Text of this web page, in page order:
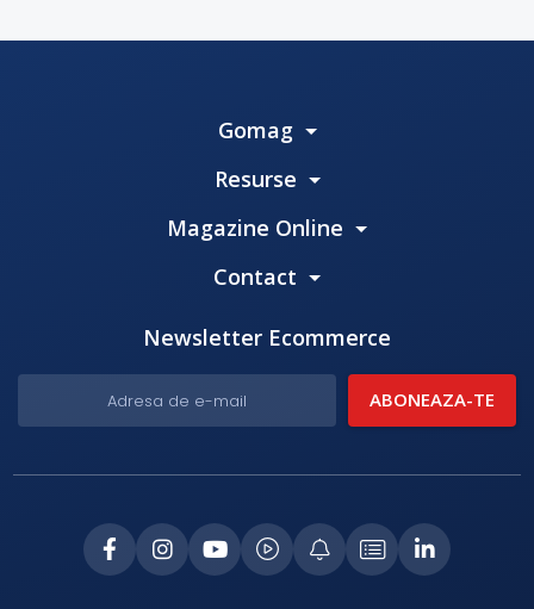
Gomag
Resurse
Magazine Online
Contact
Newsletter Ecommerce